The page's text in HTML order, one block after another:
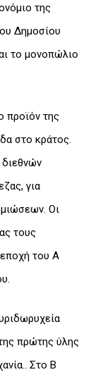
της
Δημοσίου
το μονοπώλιο
προϊόν της
στο κράτος.
για
Οι
τους
του Α
πρώτης ύλης
Στο Β